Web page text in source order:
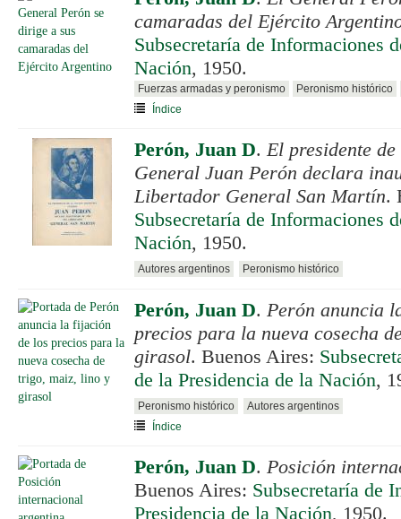
camaradas del Ejército
Subsecretaría de Informaciones
Nación, 1950.
Fuerzas armadas y peronismo
Peronismo histórico
Índice
Perón, Juan D. El presidente
General Juan Perón declara
Libertador General San Martín.
Subsecretaría de Informaciones
Nación, 1950.
Autores argentinos Peronismo histórico
Perón, Juan D. Perón anuncia
precios para la nueva cosecha
girasol. Buenos Aires:
de la Presidencia de la Nación,
Peronismo histórico
Autores argentinos
Índice
Perón, Juan D. Posición
Buenos Aires: Subsecretaría de
Presidencia de la Nación, 1950.